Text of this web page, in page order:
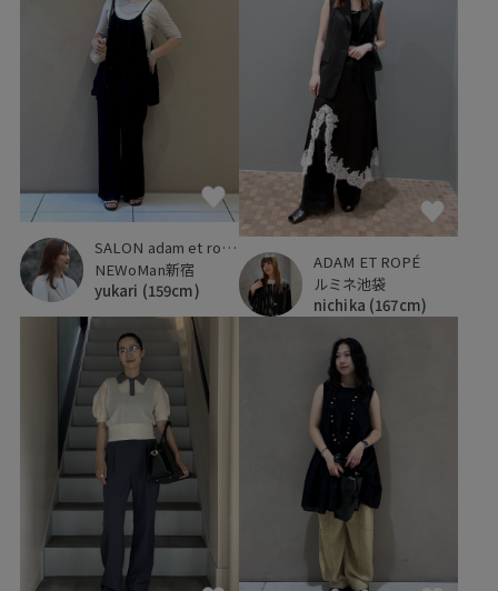
SALON adam et ropé
NEWoMan新宿
yukari (159cm)
ADAM ET ROPÉ
ルミネ池袋
nichika (167cm)